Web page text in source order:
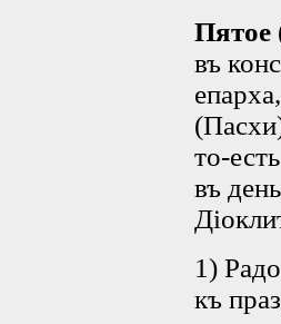
Пятое
въ
то-
въ
1)
къ